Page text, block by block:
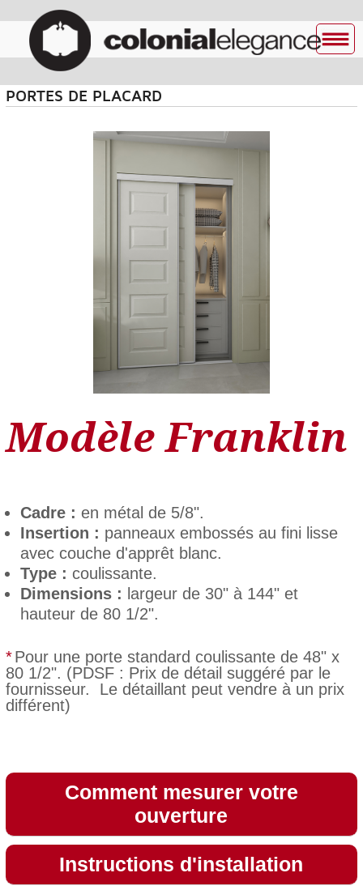
PORTES DE PLACARD
Modèle Franklin
Cadre : en métal de 5/8".
Insertion : panneaux embossés au fini lisse
avec couche d'apprêt blanc.
Type : coulissante.
Dimensions : largeur de 30" à 144" et
hauteur de 80 1/2".
*Pour une porte standard coulissante de 48" x
80 1/2". (PDSF : Prix de détail suggéré par le
fournisseur. Le détaillant peut vendre à un prix
différent)
Comment mesurer votre
ouverture
Instructions d'installation